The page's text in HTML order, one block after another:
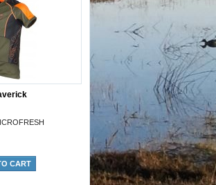
CART
Pantalone TRABALDO
300,00 €
Pantalone trabaldo modello
Add to cart